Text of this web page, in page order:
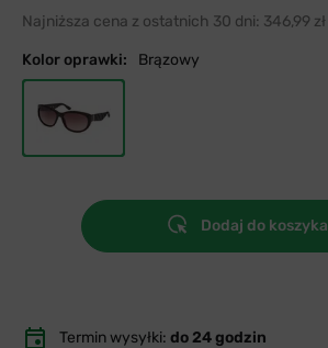
Najniższa cena z ostatnich 30 dni: 346,99 zł
Kolor oprawki: Brązowy
Dodaj do koszyka
Termin wysyłki: do 24 godzin